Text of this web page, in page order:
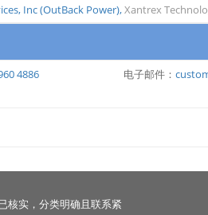
Inc (OutBack Power),Xantrex
4886 电子邮件：
核实，分类明确且联系紧